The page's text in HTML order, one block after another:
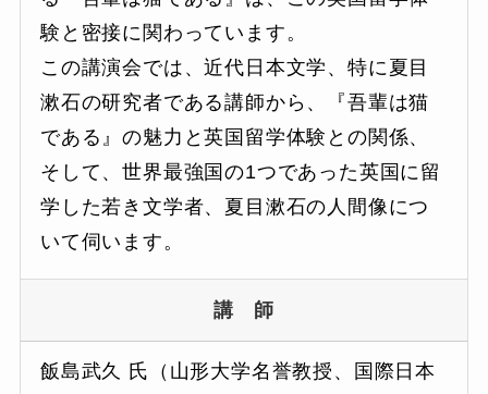
験と密接に関わっています。
この講演会では、近代日本文学、特に夏目
漱石の研究者である講師から、『吾輩は猫
である』の魅力と英国留学体験との関係、
そして、世界最強国の1つであった英国に留
学した若き文学者、夏目漱石の人間像につ
いて伺います。
講 師
飯島武久 氏（山形大学名誉教授、国際日本